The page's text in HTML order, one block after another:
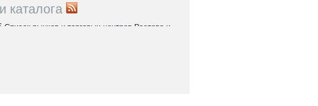
каталога
Список рынков и торговых центров Ростова и